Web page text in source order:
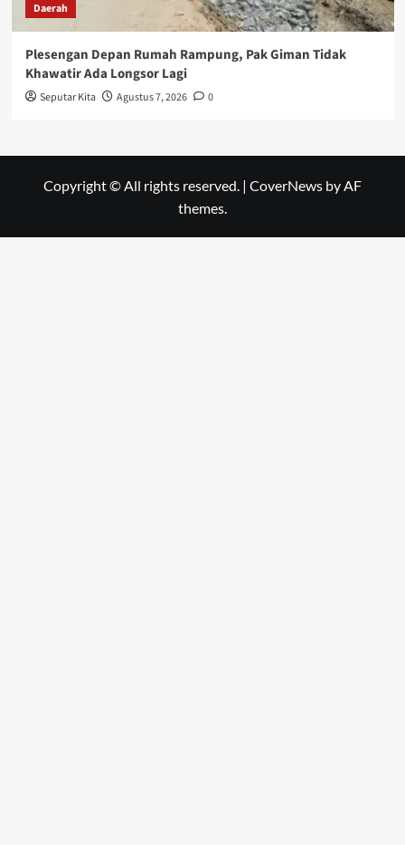
Daerah
Plesengan Depan Rumah Rampung, Pak Giman Tidak
Khawatir Ada Longsor Lagi
Seputar Kita Agustus 7, 2026 0
Copyright © All rights reserved. | CoverNews by AF
themes.